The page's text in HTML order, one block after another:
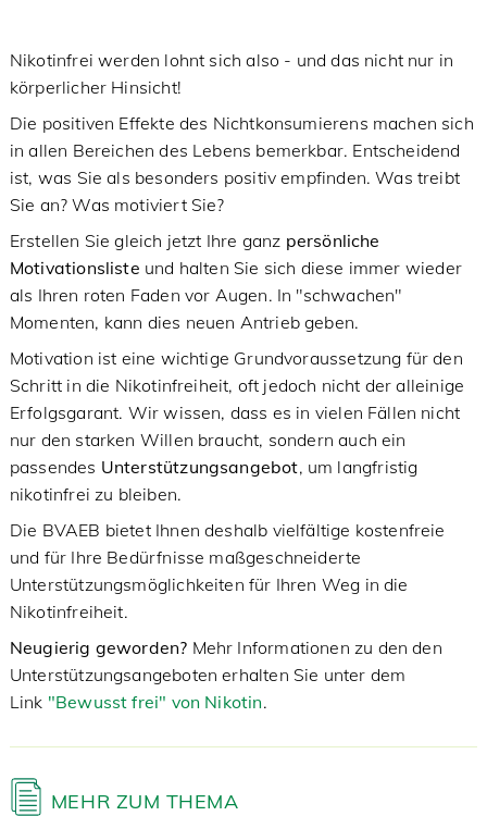
Nikotinfrei werden lohnt sich also - und das nicht nur in
körperlicher Hinsicht!
Die positiven Effekte des Nichtkonsumierens machen sich
in allen Bereichen des Lebens bemerkbar. Entscheidend
ist, was Sie als besonders positiv empfinden. Was treibt
Sie an? Was motiviert Sie?
Erstellen Sie gleich jetzt Ihre ganz persönliche
Motivationsliste und halten Sie sich diese immer wieder
als Ihren roten Faden vor Augen. In "schwachen"
Momenten, kann dies neuen Antrieb geben.
Motivation ist eine wichtige Grundvoraussetzung für den
Schritt in die Nikotinfreiheit, oft jedoch nicht der alleinige
Erfolgsgarant. Wir wissen, dass es in vielen Fällen nicht
nur den starken Willen braucht, sondern auch ein
passendes Unterstützungsangebot, um langfristig
nikotinfrei zu bleiben.
Die BVAEB bietet Ihnen deshalb vielfältige kostenfreie
und für Ihre Bedürfnisse maßgeschneiderte
Unterstützungsmöglichkeiten für Ihren Weg in die
Nikotinfreiheit.
Neugierig geworden? Mehr Informationen zu den den
Unterstützungsangeboten erhalten Sie unter dem
Link "Bewusst frei" von Nikotin.
MEHR ZUM THEMA